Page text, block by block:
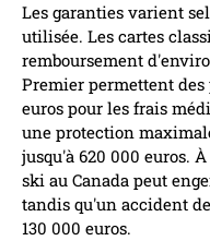
Les garanties varient
utilisée. Les cartes
remboursement
Premier permettent des
euros pour les frais
une protection
jusqu'à 620 000 euros.
ski au Canada peut
tandis qu'un accident
130 000 euros.